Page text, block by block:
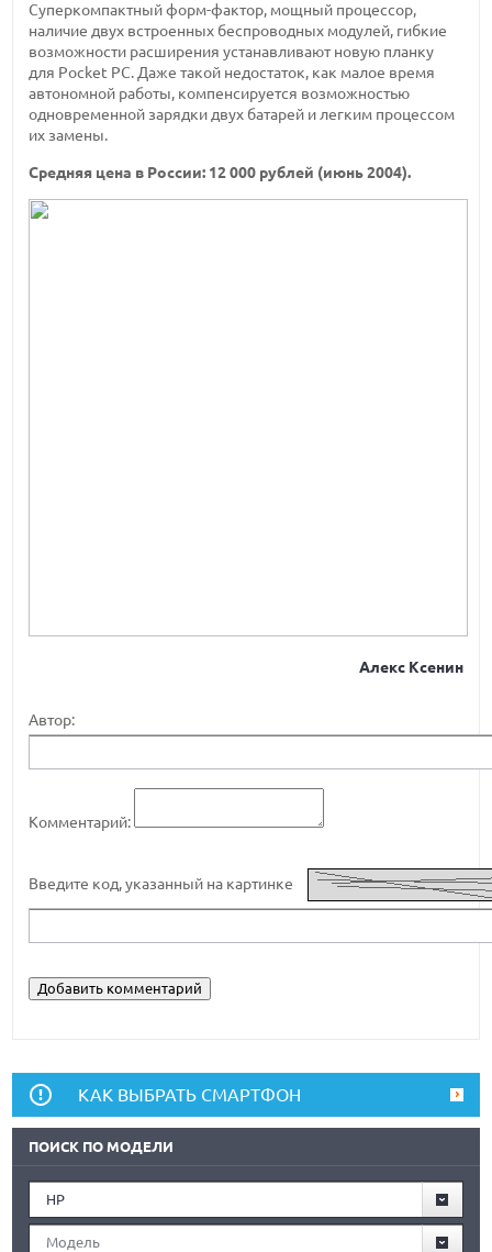
Суперкомпактный форм-фактор, мощный процессор,
наличие двух встроенных беспроводных модулей, гибкие
возможности расширения устанавливают новую планку
для Pocket PC. Даже такой недостаток, как малое время
автономной работы, компенсируется возможностью
одновременной зарядки двух батарей и легким процессом
их замены.
Cредняя цена в России: 12 000 рублей (июнь 2004).
Алекс Ксенин
Автор:
Комментарий:
Введите код, указанный на картинке
КАК ВЫБРАТЬ СМАРТФОН
ПОИСК ПО МОДЕЛИ
HP
Модель